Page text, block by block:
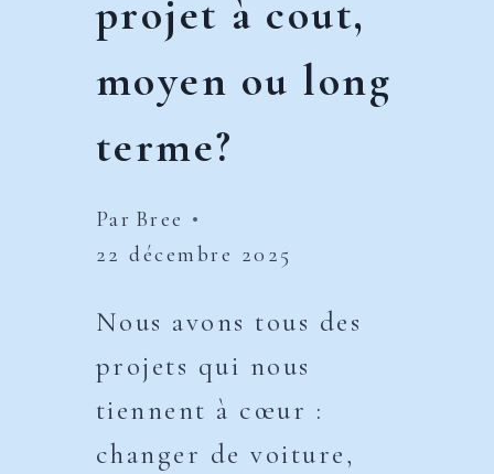
projet à cout,
moyen ou long
terme?
Par Bree
22 décembre 2025
Nous avons tous des
projets qui nous
tiennent à cœur :
changer de voiture,